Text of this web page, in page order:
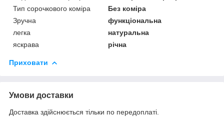
Тип сорочкового коміра
Без коміра
Зручна
функціональна
легка
натуральна
яскрава
річна
Приховати
Умови доставки
Доставка здійснюється тільки по передоплаті.